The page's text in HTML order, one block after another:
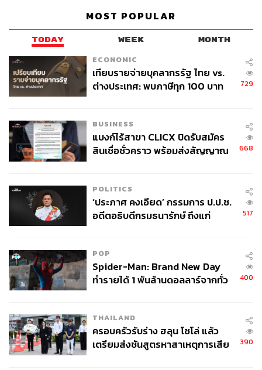
MOST POPULAR
TODAY WEEK MONTH
ECONOMIC
เทียบรายจ่ายบุคลากรรัฐ ไทย vs.
ต่างประเทศ: พบภาษีทุก 100 บาท
729
BUSINESS
แบงก์ไร้สาขา CLICX ปิดรับสมัคร
สินเชื่อชั่วคราว พร้อมส่งสัญญาณ
668
POLITICS
‘ประภาศ คงเอียด’ กรรมการ ป.ป.ช.
อดีตอธิบดีกรมธนารักษ์ ถึงแก่
517
POP
Spider-Man: Brand New Day
ทำรายได้ 1 พันล้านดอลลาร์จากทั่ว
400
THAILAND
ครอบครัวรับร่าง ฮลุน โซโล่ แล้ว
เตรียมส่งชันสูตรหาสาเหตุการเสีย
390